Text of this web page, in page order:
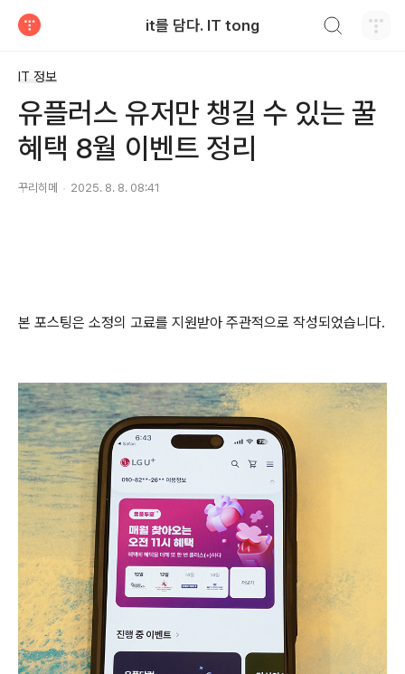
it를 담다. IT tong
IT 정보
유플러스 유저만 챙길 수 있는 꿀
혜택 8월 이벤트 정리
꾸리히메 2025. 8. 8. 08:41
본 포스팅은 소정의 고료를 지원받아 주관적으로 작성되었습니다.